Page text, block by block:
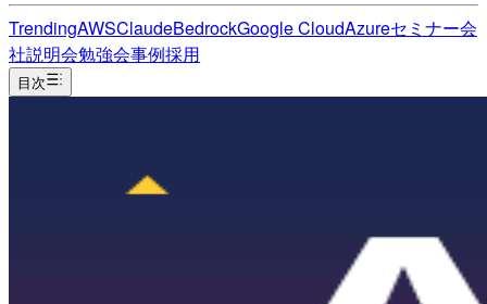
TrendingAWSClaudeBedrockGoogle CloudAzureセミナー会
社説明会勉強会事例採用
目次